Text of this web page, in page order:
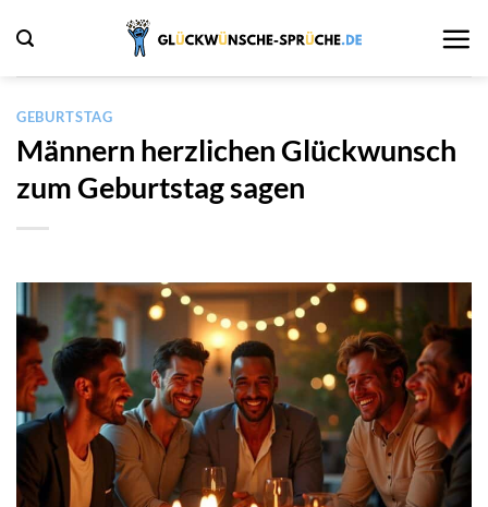
Inhalt
springen
GEBURTSTAG
Männern herzlichen Glückwunsch
zum Geburtstag sagen